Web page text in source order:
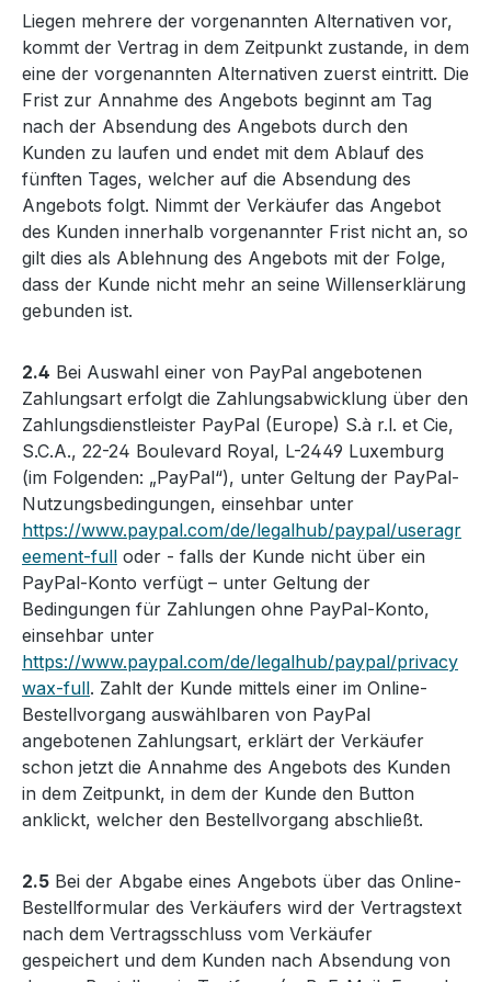
Liegen mehrere der vorgenannten Alternativen vor,
kommt der Vertrag in dem Zeitpunkt zustande, in dem
eine der vorgenannten Alternativen zuerst eintritt. Die
Frist zur Annahme des Angebots beginnt am Tag
nach der Absendung des Angebots durch den
Kunden zu laufen und endet mit dem Ablauf des
fünften Tages, welcher auf die Absendung des
Angebots folgt. Nimmt der Verkäufer das Angebot
des Kunden innerhalb vorgenannter Frist nicht an, so
gilt dies als Ablehnung des Angebots mit der Folge,
dass der Kunde nicht mehr an seine Willenserklärung
gebunden ist.
2.4 Bei Auswahl einer von PayPal angebotenen
Zahlungsart erfolgt die Zahlungsabwicklung über den
Zahlungsdienstleister PayPal (Europe) S.à r.l. et Cie,
S.C.A., 22-24 Boulevard Royal, L-2449 Luxemburg
(im Folgenden: „PayPal“), unter Geltung der PayPal-
Nutzungsbedingungen, einsehbar unter
https://www.paypal.com/de/legalhub/paypal/useragr
eement-full oder - falls der Kunde nicht über ein
PayPal-Konto verfügt – unter Geltung der
Bedingungen für Zahlungen ohne PayPal-Konto,
einsehbar unter
https://www.paypal.com/de/legalhub/paypal/privacy
wax-full. Zahlt der Kunde mittels einer im Online-
Bestellvorgang auswählbaren von PayPal
angebotenen Zahlungsart, erklärt der Verkäufer
schon jetzt die Annahme des Angebots des Kunden
in dem Zeitpunkt, in dem der Kunde den Button
anklickt, welcher den Bestellvorgang abschließt.
2.5 Bei der Abgabe eines Angebots über das Online-
Bestellformular des Verkäufers wird der Vertragstext
nach dem Vertragsschluss vom Verkäufer
gespeichert und dem Kunden nach Absendung von